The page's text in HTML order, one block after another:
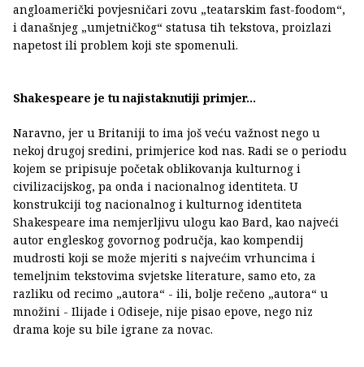
angloamerički povjesničari zovu „teatarskim fast-foodom“,
i današnjeg „umjetničkog“ statusa tih tekstova, proizlazi
napetost ili problem koji ste spomenuli.
Shakespeare je tu najistaknutiji primjer...
Naravno, jer u Britaniji to ima još veću važnost nego u
nekoj drugoj sredini, primjerice kod nas. Radi se o periodu
kojem se pripisuje početak oblikovanja kulturnog i
civilizacijskog, pa onda i nacionalnog identiteta. U
konstrukciji tog nacionalnog i kulturnog identiteta
Shakespeare ima nemjerljivu ulogu kao Bard, kao najveći
autor engleskog govornog područja, kao kompendij
mudrosti koji se može mjeriti s najvećim vrhuncima i
temeljnim tekstovima svjetske literature, samo eto, za
razliku od recimo „autora“ - ili, bolje rečeno „autora“ u
množini - Ilijade i Odiseje, nije pisao epove, nego niz
drama koje su bile igrane za novac.